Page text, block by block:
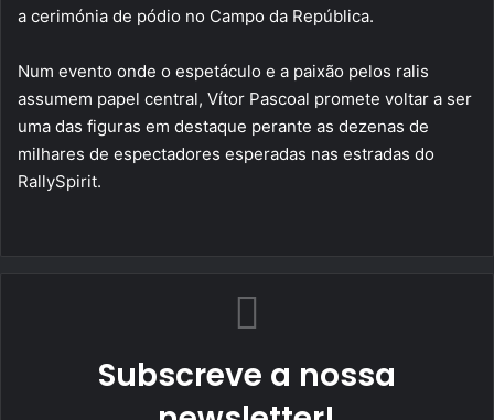
a cerimónia de pódio no Campo da República.
Num evento onde o espetáculo e a paixão pelos ralis
assumem papel central, Vítor Pascoal promete voltar a ser
uma das figuras em destaque perante as dezenas de
milhares de espectadores esperadas nas estradas do
RallySpirit.
Subscreve a nossa